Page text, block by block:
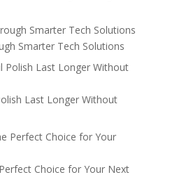
Smarter Tech Solutions
Last Longer Without
Choice for Your Next